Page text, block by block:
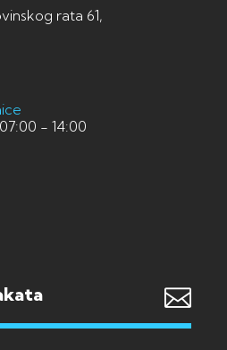
rata 61,
- 14:00